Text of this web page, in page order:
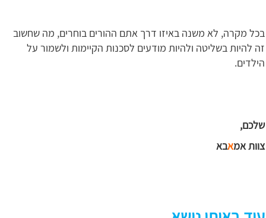
בכל מקרה, לא משנה באיזו דרך אתם ההורים בוחרים, מה שחשוב
זה להיות בשליטה ולהיות מודעים לסכנות הקיימות ולשמור על
הילדים.
שלכם,
צוות אמאבא